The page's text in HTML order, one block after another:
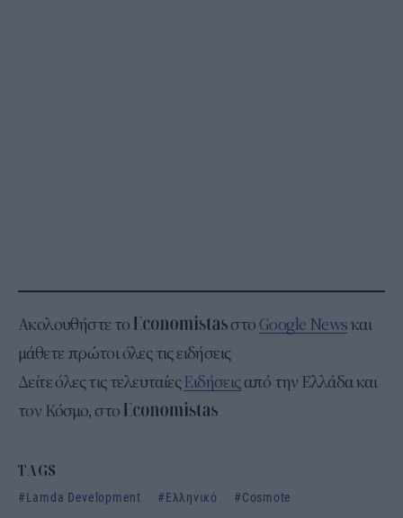
Ακολουθήστε το στο Google Newsκαι
μάθετε πρώτοι όλες τις ειδήσεις
Δείτε όλες τις τελευταίεςΕιδήσειςαπό την Ελλάδα και
τον Κόσμο, στο
TAGS
Lamda Development
Ελληνικό Cosmote